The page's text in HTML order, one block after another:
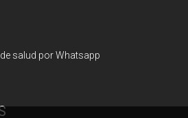
salud por Whatsapp